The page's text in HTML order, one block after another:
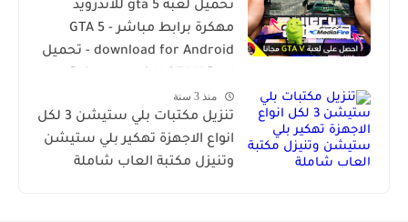
تحميل لعبة gta 5 للاندرويد
مهكرة برابط مباشر - GTA 5
download for Android - تحميل
مضمونة 100
منذ 3 سنة
تنزيل مكتبات بلي ستيشن 3 لكل
انواع الاجهزة تهكير بلي ستيشن
وتنيزل مكتبة العاب شاملة